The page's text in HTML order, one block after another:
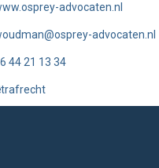
advocaten.nl
advocaten.nl
44 21 13 34